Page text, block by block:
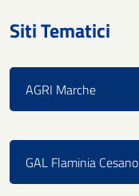
Siti Tematici
AGRI Marche
GAL Flaminia Cesano